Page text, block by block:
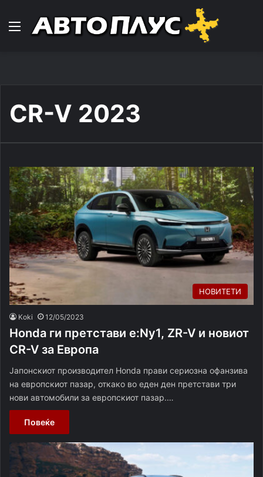
Навигација
CR-V 2023
НОВИТЕТИ
Koki 12/05/2023
Honda ги претстави e:Ny1, ZR-V и новиот
CR-V за Европа
Јапонскиот производител Honda прави сериозна офанзива
на европскиот пазар, откако во еден ден претстави три
нови автомобили за европскиот пазар.…
Повеќе